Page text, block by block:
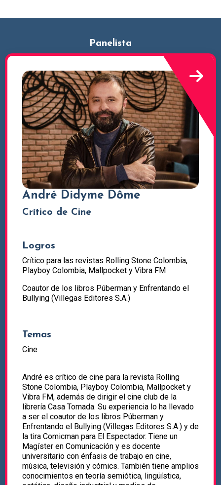
Panelista
André Didyme Dôme
Crítico de Cine
Logros
Crítico para las revistas Rolling Stone Colombia,
Playboy Colombia, Mallpocket y Vibra FM
Coautor de los libros Púberman y Enfrentando el
Bullying (Villegas Editores S.A.)
Temas
Cine
André es crítico de cine para la revista Rolling
Stone Colombia, Playboy Colombia, Mallpocket y
Vibra FM, además de dirigir el cine club de la
librería Casa Tomada. Su experiencia lo ha llevado
a ser el coautor de los libros Púberman y
Enfrentando el Bullying (Villegas Editores S.A.) y de
la tira Comicman para El Espectador. Tiene un
Magíster en Comunicación y es docente
universitario con énfasis de trabajo en cine,
música, televisión y cómics. También tiene amplios
conocimientos en teoría semiótica, lingüística,